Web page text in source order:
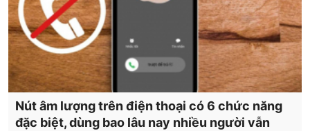
Nút âm lượng trên điện thoại có 6 chức năng
đặc biệt, dùng bao lâu nay nhiều người vẫn